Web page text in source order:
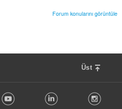
Forum konularını görüntüle
Üst
Youtube LinkedIn